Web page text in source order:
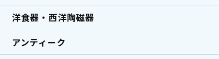
洋食器・西洋陶磁器
アンティーク